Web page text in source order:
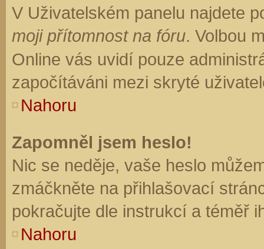
V Uživatelském panelu najdete
moji přítomnost na fóru. Volbou
Online vás uvidí pouze
započítáváni mezi skryté
Nahoru
Zapomněl jsem heslo!
Nic se neděje, vaše heslo
zmáčkněte na přihlašovací
pokračujte dle instrukcí a téměř
Nahoru